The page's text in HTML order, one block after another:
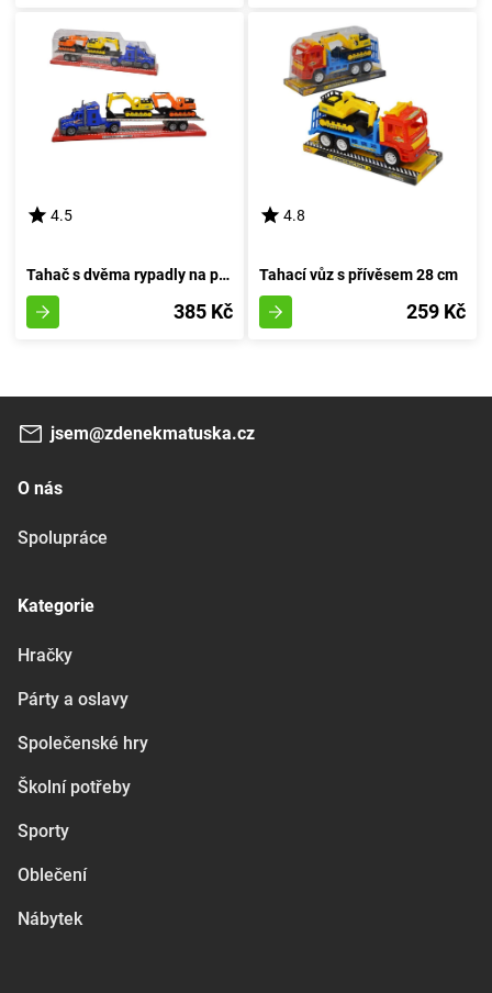
4.5
Tahač s dvěma rypadly na pásu
385 Kč
4.8
Tahací vůz s přívěsem 28 cm
259 Kč
jsem@zdenekmatuska.cz
O nás
Spolupráce
Kategorie
Hračky
Párty a oslavy
Společenské hry
Školní potřeby
Sporty
Oblečení
Nábytek